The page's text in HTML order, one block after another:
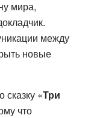
мира,
между
новые
«Три
что